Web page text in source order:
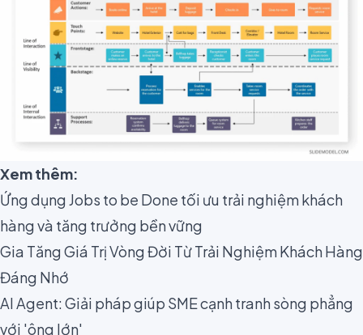
Xem thêm:
Ứng dụng Jobs to be Done tối ưu trải nghiệm khách
hàng và tăng trưởng bền vững
Gia Tăng Giá Trị Vòng Đời Từ Trải Nghiệm Khách Hàng
Đáng Nhớ
AI Agent: Giải pháp giúp SME cạnh tranh sòng phẳng
với 'ông lớn'